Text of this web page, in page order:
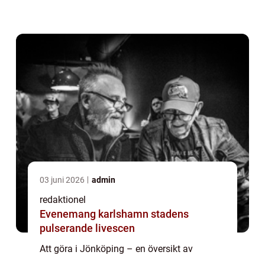
03 juni 2026 admin
redaktionel
Evenemang karlshamn stadens
pulserande livescen
Att göra i Jönköping – en översikt av